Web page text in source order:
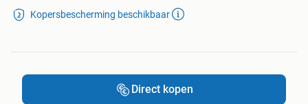
Kopersbescherming beschikbaar
Direct kopen